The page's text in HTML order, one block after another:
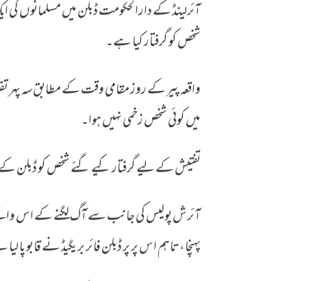
آئرلینڈ کے دارالحکومت ڈبلن میں مسلمانوں کی
شخص کو گرفتار کیا ہے۔
میں کوئی شخص زخمی نہیں ہوا۔
تفتیش کے لیے گرفتار کیے گئے شخص کو ڈبلن
آئرش پولیس کی جانب سے آگ لگنے کے اس
پہنچا، تاہم اس پر پر ڈبلن فائر بریگیڈ نے قابو پا